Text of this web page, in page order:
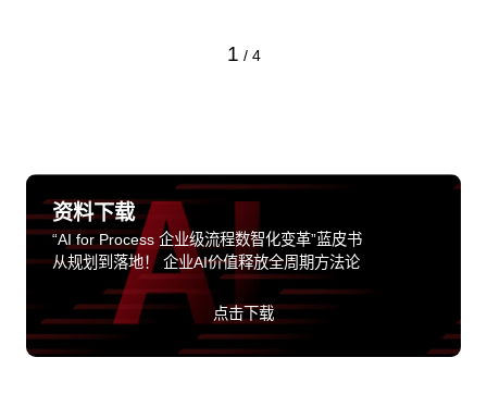
1 / 4
资料下载
“AI for Process 企业级流程数智化变革”蓝皮书
从规划到落地！ 企业AI价值释放全周期方法论
点击下载